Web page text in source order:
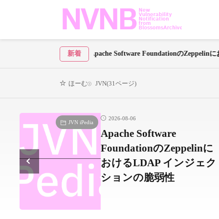
新着
Apache Software FoundationのZeppelinにおけるLDAP
ほーむ JVN(31ページ)
JVN iPedia
2026-08-06
Apache Software
FoundationのZeppelinに
おけるLDAP インジェク
ションの脆弱性